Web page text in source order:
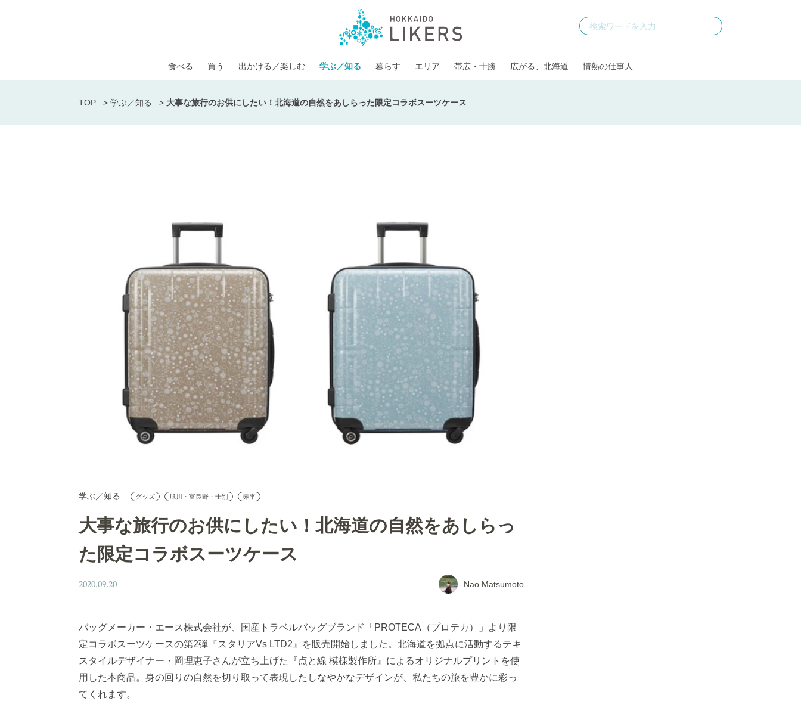
食べる 買う 出かける／楽しむ 学ぶ／知る 暮らす エリア 帯広・十勝 広がる、北海道 情熱の仕事人
TOP > 学ぶ／知る > 大事な旅行のお供にしたい！北海道の自然をあしらった限定コラボスーツケース
学ぶ／知る グッズ 旭川・富良野・士別 赤平
大事な旅行のお供にしたい！北海道の自然をあしらっ
た限定コラボスーツケース
2020.09.20 Nao Matsumoto
バッグメーカー・エース株式会社が、国産トラベルバッグブランド「PROTECA（プロテカ）」より限
定コラボスーツケースの第2弾『スタリアVs LTD2』を販売開始しました。北海道を拠点に活動するテキ
スタイルデザイナー・岡理恵子さんが立ち上げた『点と線 模様製作所』によるオリジナルプリントを使
用した本商品。身の回りの自然を切り取って表現したしなやかなデザインが、私たちの旅を豊かに彩っ
てくれます。